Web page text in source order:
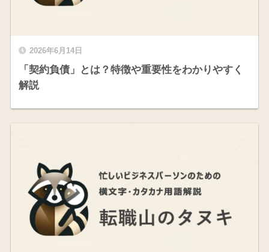
2026年6月14日
「契約負債」とは？特徴や重要性をわかりやすく
解説